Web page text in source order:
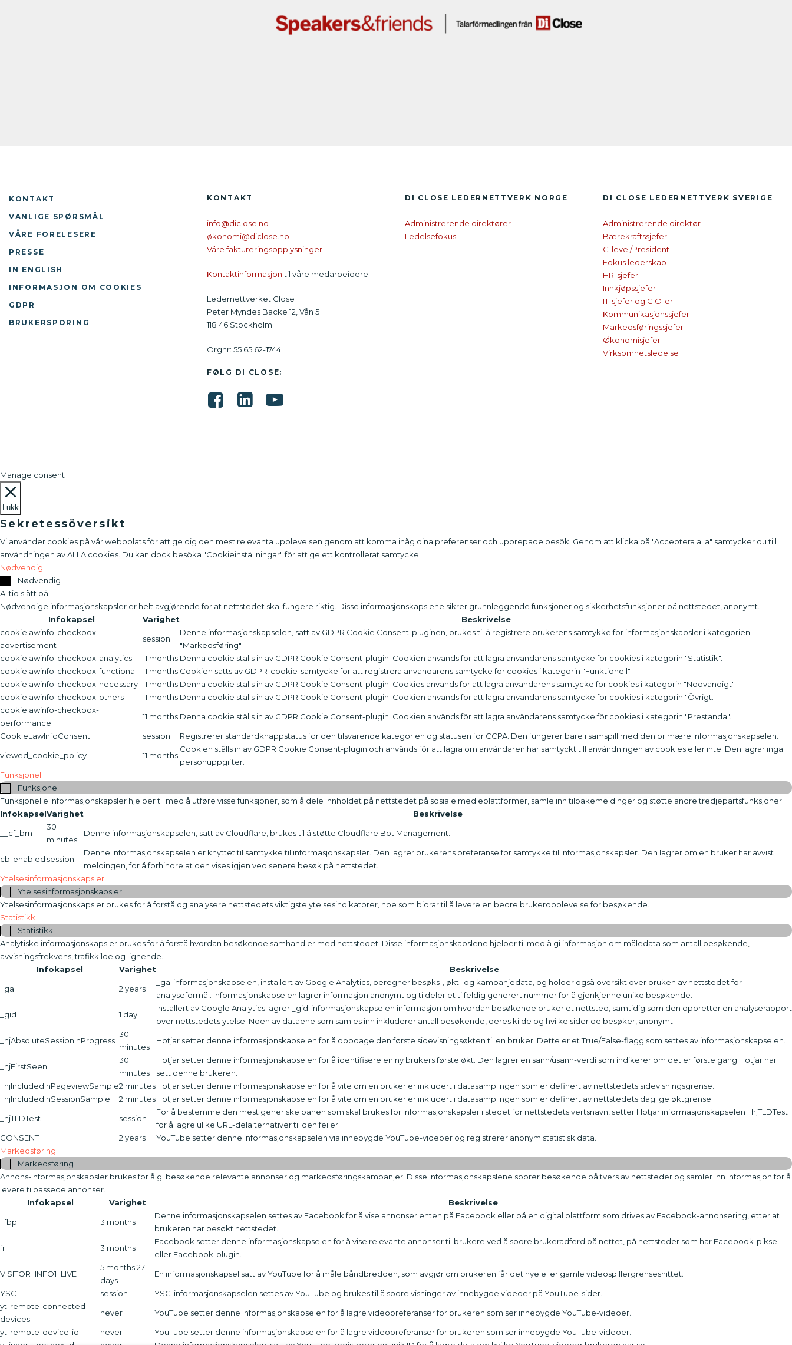
KONTAKT
VANLIGE SPØRSMÅL
VÅRE FORELESERE
PRESSE
IN ENGLISH
INFORMASJON OM COOKIES
GDPR
BRUKERSPORING
KONTAKT
info@diclose.no
økonomi@diclose.no
Våre faktureringsopplysninger
Kontaktinformasjontil våre medarbeidere
Ledernettverket Close
Peter Myndes Backe 12, Vån 5
118 46 Stockholm
Orgnr: 55 65 62-1744
FØLG DI CLOSE:
DI CLOSE LEDER­NETTVERK NORGE
Administrerende direktører
Ledelsefokus
DI CLOSE LEDER­NETTVERK SVERIGE
Administrerende direktør
Bærekraftssjefer
C-level/President
Fokus lederskap
HR-sjefer
Innkjøpssjefer
IT-sjefer og CIO-er
Kommunikasjonssjefer
Markedsføringssjefer
Økonomisjefer
Virksomhetsledelse
Manage consent
Lukk
Sekretessöversikt
Vi använder cookies på vår webbplats för att ge dig den mest relevanta upplevelsen genom att komma ihåg dina preferenser och upprepade besök. Genom att klicka på "Acceptera alla" samtycker du till
användningen av ALLA cookies. Du kan dock besöka "Cookieinställningar" för att ge ett kontrollerat samtycke.
Nødvendig
Nødvendig
Alltid slått på
Nødvendige informasjonskapsler er helt avgjørende for at nettstedet skal fungere riktig. Disse informasjonskapslene sikrer grunnleggende funksjoner og sikkerhetsfunksjoner på nettstedet, anonymt.
Infokapsel
Varighet
Beskrivelse
cookielawinfo-checkbox-
advertisement
session
Denne informasjonskapselen, satt av GDPR Cookie Consent-pluginen, brukes til å registrere brukerens samtykke for informasjonskapsler i kategorien
"Markedsføring".
cookielawinfo-checkbox-analytics
11 months Denna cookie ställs in av GDPR Cookie Consent-plugin. Cookien används för att lagra användarens samtycke för cookies i kategorin "Statistik".
cookielawinfo-checkbox-functional
11 months Cookien sätts av GDPR-cookie-samtycke för att registrera användarens samtycke för cookies i kategorin "Funktionell".
cookielawinfo-checkbox-necessary 11 months Denna cookie ställs in av GDPR Cookie Consent-plugin. Cookies används för att lagra användarens samtycke för cookies i kategorin "Nödvändigt".
cookielawinfo-checkbox-others
11 months Denna cookie ställs in av GDPR Cookie Consent-plugin. Cookien används för att lagra användarens samtycke för cookies i kategorin "Övrigt.
cookielawinfo-checkbox-
performance
11 months Denna cookie ställs in av GDPR Cookie Consent-plugin. Cookien används för att lagra användarens samtycke för cookies i kategorin "Prestanda".
CookieLawInfoConsent session Registrerer standardknappstatus for den tilsvarende kategorien og statusen for CCPA. Den fungerer bare i samspill med den primære informasjonskapselen.
viewed_cookie_policy 11 months
Cookien ställs in av GDPR Cookie Consent-plugin och används för att lagra om användaren har samtyckt till användningen av cookies eller inte. Den lagrar inga
personuppgifter.
Funksjonell
Funksjonell
Funksjonelle informasjonskapsler hjelper til med å utføre visse funksjoner, som å dele innholdet på nettstedet på sosiale medieplattformer, samle inn tilbakemeldinger og støtte andre tredjepartsfunksjoner.
InfokapselVarighet Beskrivelse
__cf_bm
30
minutes
Denne informasjonskapselen, satt av Cloudflare, brukes til å støtte Cloudflare Bot Management.
cb-enabled session
Denne informasjonskapselen er knyttet til samtykke til informasjonskapsler. Den lagrer brukerens preferanse for samtykke til informasjonskapsler. Den lagrer om en bruker har avvist
meldingen, for å forhindre at den vises igjen ved senere besøk på nettstedet.
Ytelsesinformasjonskapsler
Ytelsesinformasjonskapsler
Ytelsesinformasjonskapsler brukes for å forstå og analysere nettstedets viktigste ytelsesindikatorer, noe som bidrar til å levere en bedre brukeropplevelse for besøkende.
Statistikk
Statistikk
Analytiske informasjonskapsler brukes for å forstå hvordan besøkende samhandler med nettstedet. Disse informasjonskapslene hjelper til med å gi informasjon om måledata som antall besøkende,
avvisningsfrekvens, trafikkilde og lignende.
Infokapsel
Varighet Beskrivelse
_ga 2 years
_ga-informasjonskapselen, installert av Google Analytics, beregner besøks-, økt- og kampanjedata, og holder også oversikt over bruken av nettstedet for
analyseformål. Informasjonskapselen lagrer informasjon anonymt og tildeler et tilfeldig generert nummer for å gjenkjenne unike besøkende.
_gid 1 day
Installert av Google Analytics lagrer _gid-informasjonskapselen informasjon om hvordan besøkende bruker et nettsted, samtidig som den oppretter en analyserapport
over nettstedets ytelse. Noen av dataene som samles inn inkluderer antall besøkende, deres kilde og hvilke sider de besøker, anonymt.
_hjAbsoluteSessionInProgress
30
minutes
Hotjar setter denne informasjonskapselen for å oppdage den første sidevisningsøkten til en bruker. Dette er et True/False-flagg som settes av informasjonskapselen.
_hjFirstSeen
30
minutes
Hotjar setter denne informasjonskapselen for å identifisere en ny brukers første økt. Den lagrer en sann/usann-verdi som indikerer om det er første gang Hotjar har
sett denne brukeren.
_hjIncludedInPageviewSample2 minutesHotjar setter denne informasjonskapselen for å vite om en bruker er inkludert i datasamplingen som er definert av nettstedets sidevisningsgrense.
_hjIncludedInSessionSample
2 minutesHotjar setter denne informasjonskapselen for å vite om en bruker er inkludert i datasamplingen som er definert av nettstedets daglige øktgrense.
_hjTLDTest session
For å bestemme den mest generiske banen som skal brukes for informasjonskapsler i stedet for nettstedets vertsnavn, setter Hotjar informasjonskapselen _hjTLDTest
for å lagre ulike URL-delalternativer til den feiler.
CONSENT
2 years
YouTube setter denne informasjonskapselen via innebygde YouTube-videoer og registrerer anonym statistisk data.
Markedsføring
Markedsføring
Annons-informasjonskapsler brukes for å gi besøkende relevante annonser og markedsføringskampanjer. Disse informasjonskapslene sporer besøkende på tvers av nettsteder og samler inn informasjon for å
levere tilpassede annonser.
Infokapsel
Varighet Beskrivelse
_fbp 3 months
Denne informasjonskapselen settes av Facebook for å vise annonser enten på Facebook eller på en digital plattform som drives av Facebook-annonsering, etter at
brukeren har besøkt nettstedet.
fr 3 months
Facebook setter denne informasjonskapselen for å vise relevante annonser til brukere ved å spore brukeradferd på nettet, på nettsteder som har Facebook-piksel
eller Facebook-plugin.
VISITOR_INFO1_LIVE
5 months 27
days
En informasjonskapsel satt av YouTube for å måle båndbredden, som avgjør om brukeren får det nye eller gamle videospillergrensesnittet.
YSC session
YSC-informasjonskapselen settes av YouTube og brukes til å spore visninger av innebygde videoer på YouTube-sider.
yt-remote-connected-
devices
never YouTube setter denne informasjonskapselen for å lagre videopreferanser for brukeren som ser innebygde YouTube-videoer.
yt-remote-device-id never
YouTube setter denne informasjonskapselen for å lagre videopreferanser for brukeren som ser innebygde YouTube-videoer.